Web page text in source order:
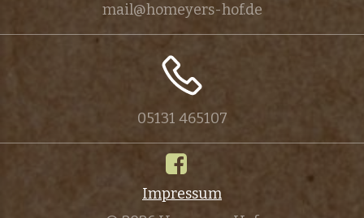
mail@homeyers-hof.de
05131 465107
Impressum